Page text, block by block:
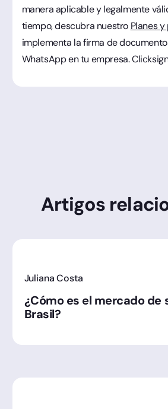
manera aplicable y legalmente
tiempo, descubra nuestro Planes
implementa la firma de
WhatsApp en tu empresa.
Artigos
Juliana Costa
¿Cómo es el mercado de
Brasil?